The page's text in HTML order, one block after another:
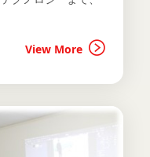
View More